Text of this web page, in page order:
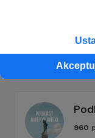
Promowani
960